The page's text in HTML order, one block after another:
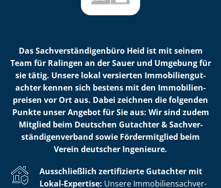
Das Sach­ver­stän­di­gen­bü­ro Heid ist mit seinem
Team für Ralingen an der Sauer und Umgebung für
sie tätig. Unsere lokal versierten Im­mo­bi­li­en­gut­
ach­ter kennen sich bestens mit den Im­mo­bi­li­en­
prei­sen vor Ort aus. Dabei zeichnen die folgenden
Punkte unser Angebot für Sie aus: Wir sind zudem
Mitglied beim Deutschen Gutachter & Sach­ver­
stän­di­gen­ver­band sowie Fördermitglied beim
Verein deutscher Ingenieure.
Ausschließlich zertifizierte Gutachter mit
Lokal-Expertise: Unsere Im­mo­bi­li­en­sach­ver­